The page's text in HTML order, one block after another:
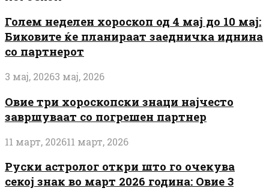
Голем неделен хороскоп од 4 мај до 10 мај:
Биковите ќе планираат заедничка иднина
со партнерот
3 мај, 20263 мај, 2026
Овие три хороскопски знаци најчесто
завршуваат со погрешен партнер
11 март, 202611 март, 2026
Руски астролог откри што го очекува
секој знак во март 2026 година: Овие 3